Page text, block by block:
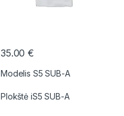
35.00€
Modelis S5 SUB-A
Plokštė iS5 SUB-A